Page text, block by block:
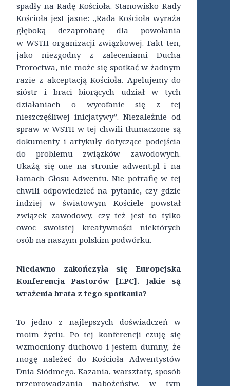
spadły na Radę Kościoła. Stanowisko Rady
Kościoła jest jasne: „Rada Kościoła wyraża
głęboką dezaprobatę dla powołania
w WSTH organizacji związkowej. Fakt ten,
jako niezgodny z zaleceniami Ducha
Proroctwa, nie może się spotkać w żadnym
razie z akceptacją Kościoła. Apelujemy do
sióstr i braci biorących udział w tych
działaniach o wycofanie się z tej
nieszczęśliwej inicjatywy”. Niezależnie od
spraw w WSTH w tej chwili tłumaczone są
dokumenty i artykuły dotyczące podejścia
do problemu związków zawodowych.
Ukażą się one na stronie adwent.pl i na
łamach Głosu Adwentu. Nie potrafię w tej
chwili odpowiedzieć na pytanie, czy gdzie
indziej w światowym Kościele powstał
związek zawodowy, czy też jest to tylko
owoc swoistej kreatywności niektórych
osób na naszym polskim podwórku.
Niedawno zakończyła się Europejska
Konferencja Pastorów [EPC]. Jakie są
wrażenia brata z tego spotkania?
To jedno z najlepszych doświadczeń w
moim życiu. Po tej konferencji czuję się
wzmocniony duchowo i jestem dumny, że
mogę należeć do Kościoła Adwentystów
Dnia Siódmego. Kazania, warsztaty, sposób
przeprowadzania nabożeństw, w tym